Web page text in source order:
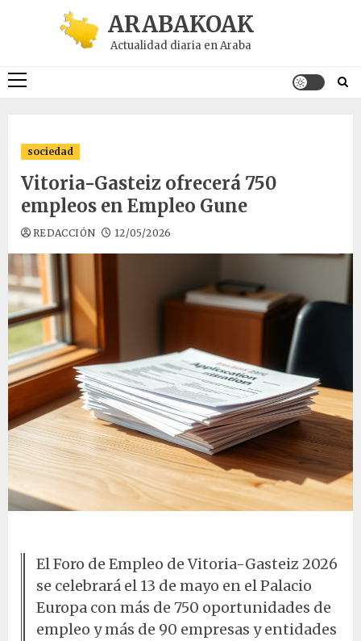
ARABAKOAK
Actualidad diaria en Araba
Menú
sociedad
Vitoria-Gasteiz ofrecerá 750
empleos en Empleo Gune
REDACCIÓN 12/05/2026
El Foro de Empleo de Vitoria-Gasteiz 2026
se celebrará el 13 de mayo en el Palacio
Europa con más de 750 oportunidades de
empleo y más de 90 empresas y entidades